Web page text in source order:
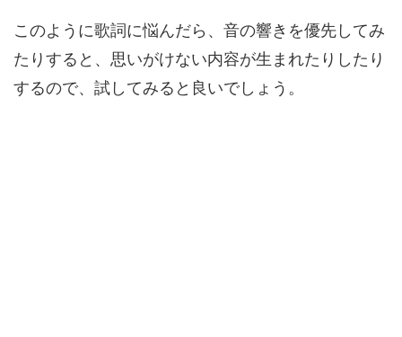
このように歌詞に悩んだら、音の響きを優先してみ
たりすると、思いがけない内容が生まれたりしたり
するので、試してみると良いでしょう。